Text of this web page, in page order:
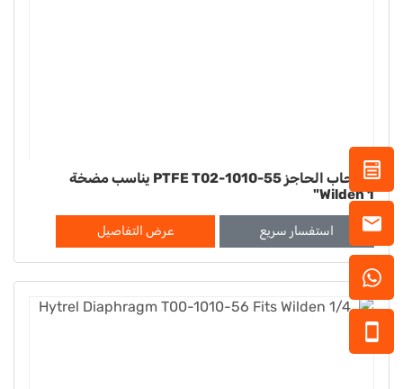
الحجاب الحاجز PTFE T02-1010-55 يناسب مضخة
Wilden 1"
استفسار سريع عرض التفاصيل